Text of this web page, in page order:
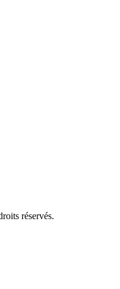
réservés.